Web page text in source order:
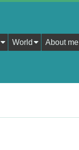
World About me